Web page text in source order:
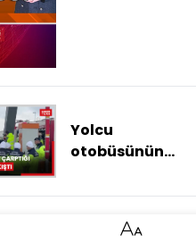
Yolcu
otobüsünün
otomobil gişede